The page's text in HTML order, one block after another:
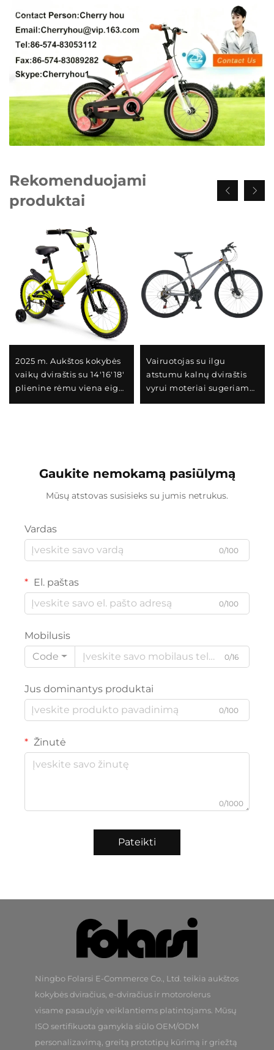
Rekomenduojami
produktai
2025 m. Aukštos kokybės
vaikų dviraštis su 14'16'18'
plienine rėmu viena eiga
Vairuotojas su ilgu
atstumu kalnų dviraštis
vyrui moteriai sugeriamas
Gaukite nemokamą pasiūlymą
Mūsų atstovas susisieks su jumis netrukus.
Vardas
0/100
El. paštas
0/100
Mobilusis
Code
0/16
Jus dominantys produktai
0/100
Žinutė
0/1000
Pateikti
Ningbo Folarsi E-Commerce Co., Ltd. teikia aukštos
kokybės dviračius, e-dviračius ir motorolerus
visame pasaulyje veiklantiems platintojams. Mūsų
ISO sertifikuota gamykla siūlo OEM/ODM
personalizavimą, greitą prototipų kūrimą ir griežtą